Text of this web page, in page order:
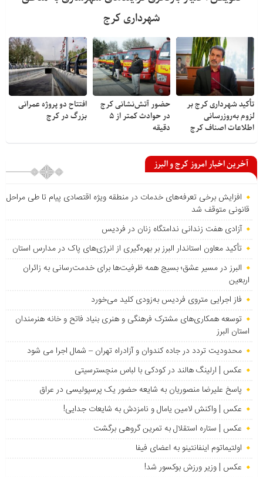
شهرداری کرج
تأکید شهرداری کرج بر
لزوم به‌روزرسانی
اطلاعات اصناف کرج
حضور آتش‌نشانی کرج
در حوادث کمتر از ۵
دقیقه
افتتاح دو پروژه عمرانی
بزرگ در کرج
آخرین اخبار امروز کرج و البرز
افزایش برخی تعرفه‌های خدمات در منطقه ویژه اقتصادی پیام تا طی مراحل
قانونی متوقف شد
آزادی هفت زندانی ندامتگاه زنان در فردیس
تأکید معاون استاندار البرز بر بهره‌گیری از انرژی‌های پاک در مدارس استان
البرز در مسیر عشق؛ بسیج همه ظرفیت‌ها برای خدمت‌رسانی به زائران
اربعین
فاز اجرایی متروی فردیس به‌زودی کلید می‌خورد
توسعه همکاری‌های مشترک فرهنگی و هنری بنیاد فاتح و خانه هنرمندان
استان البرز
محدودیت تردد در جاده کندوان و آزادراه تهران – شمال اجرا می شود
عکس | ارلینگ هالند در کودکی با لباس منچسترسیتی
پاسخ علیرضا منصوریان به شایعه حضور یک پرسپولیسی در عراق
عکس | واکنش لامین یامال و نامزدش به شایعات جدایی!
عکس | ستاره استقلال به تمرین گروهی برگشت
اولتیماتوم اینفانتینو به اعضای فیفا
عکس | وزیر ورزش بوکسور شد!